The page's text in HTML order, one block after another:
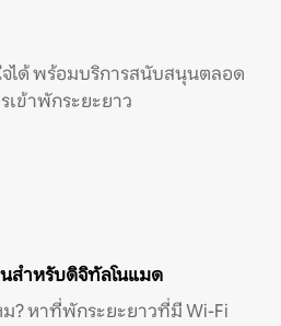
ได้ พร้อมบริการสนับสนุนตลอด
เข้าพักระยะยาว
สำหรับดิจิทัลโนแมด
? หาที่พักระยะยาวที่มี Wi-Fi